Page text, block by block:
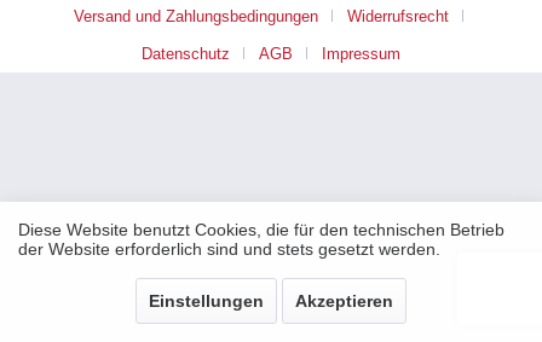
Versand und Zahlungsbedingungen Widerrufsrecht
Datenschutz AGB Impressum
Diese Website benutzt Cookies, die für den technischen Betrieb
der Website erforderlich sind und stets gesetzt werden.
Notwendig(erforderlich)
Einstellungen Akzeptieren